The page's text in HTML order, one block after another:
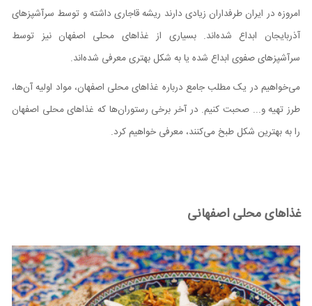
امروزه در ایران طرفداران زیادی دارند ریشه قاجاری داشته و توسط سرآشپز‌های
آذربایجان ابداع شده‌اند. بسیاری از غذاهای محلی اصفهان نیز توسط
سرآشپزهای صفوی ابداع شده یا به شکل بهتری معرفی شده‌اند.
می‌خواهیم در یک مطلب جامع درباره غذاهای محلی اصفهان، مواد اولیه آن‌ها،
طرز تهیه و... صحبت کنیم. در آخر برخی رستوران‌ها که غذاهای محلی اصفهان
را به بهترین شکل طبخ می‌کنند، معرفی خواهیم کرد.
غذاهای محلی اصفهانی